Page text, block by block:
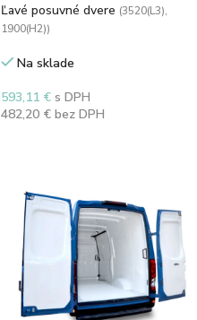
Ľavé posuvné dvere (3520(L3),
1900(H2))
Na sklade
593,11 € s DPH
482,20 € bez DPH